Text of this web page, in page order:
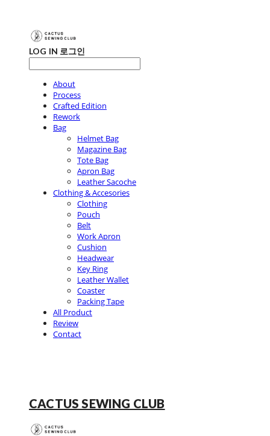
LOG IN 로그인
About
Process
Crafted Edition
Rework
Bag
Helmet Bag
Magazine Bag
Tote Bag
Apron Bag
Leather Sacoche
Clothing & Accesories
Clothing
Pouch
Belt
Work Apron
Cushion
Headwear
Key Ring
Leather Wallet
Coaster
Packing Tape
All Product
Review
Contact
CACTUS SEWING CLUB